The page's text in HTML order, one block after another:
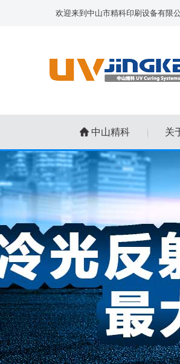
欢迎来到中山市精科印刷设备有限
中山精科 关